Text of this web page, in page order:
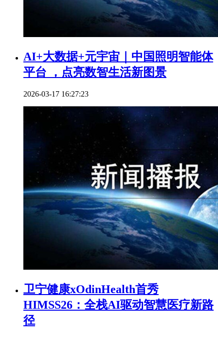
AI+大数据+元宇宙｜中国照明智能体
平台 ，点亮数智生活新图景
2026-03-17 16:27:23
卫宁健康xOdinHealth首秀
HIMSS26：全栈AI驱动智慧医疗新路
径